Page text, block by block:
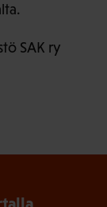
SAK ry